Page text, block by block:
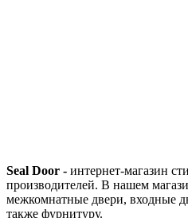
Seal Door - интернет-магазин
производителей. В нашем
межкомнатные двери, входные
также фурнитуру.